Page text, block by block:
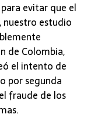
evitar que el
nuestro estudio
de Colombia,
el intento de
por segunda
fraude de los